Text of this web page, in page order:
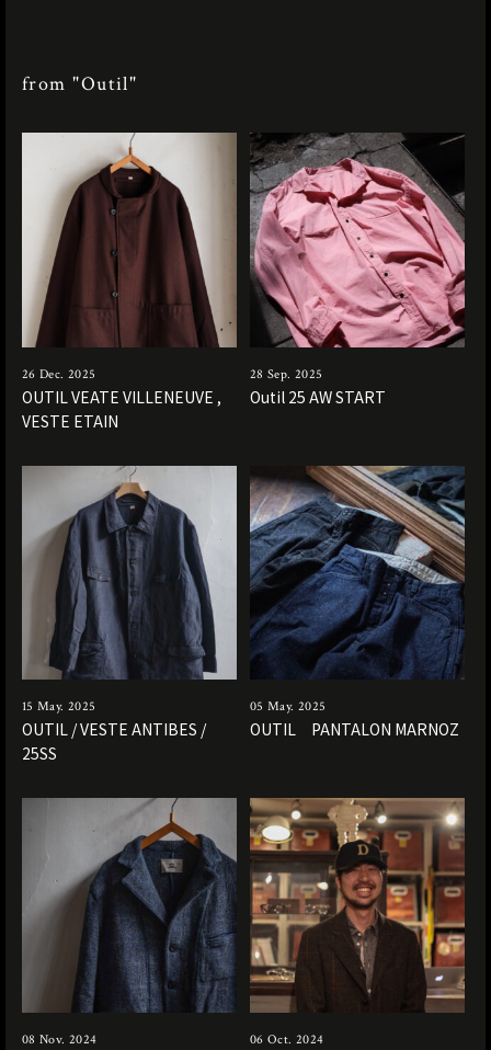
from "Outil"
26 Dec. 2025
OUTIL VEATE VILLENEUVE ,
VESTE ETAIN
28 Sep. 2025
Outil 25 AW START
15 May. 2025
OUTIL / VESTE ANTIBES /
25SS
05 May. 2025
OUTIL PANTALON MARNOZ
08 Nov. 2024 06 Oct. 2024